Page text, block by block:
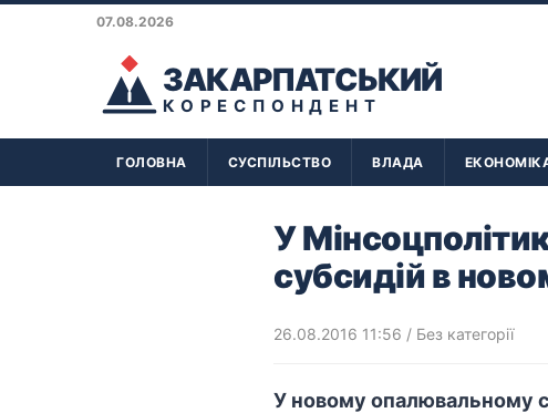
07.08.2026
ЗАКАРПАТСЬКИЙ
КОРЕСПОНДЕНТ
ГОЛОВНА СУСПІЛЬСТВО ВЛАДА
У
субсидій в
26.08.2016 11:56 / Без категорії
У новому опалювальному